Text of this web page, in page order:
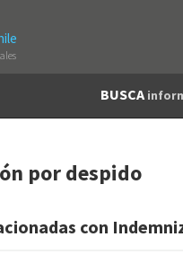
BUSCA
por despido
con